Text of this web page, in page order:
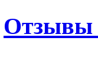
Отзывы